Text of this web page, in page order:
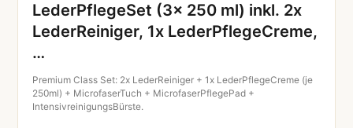
LederPflegeSet (3x 250 ml) inkl. 2x
LederReiniger, 1x LederPflegeCreme,
…
Premium Class Set: 2x LederReiniger + 1x LederPflegeCreme (je
250ml) + MicrofaserTuch + MicrofaserPflegePad +
IntensivreinigungsBürste.